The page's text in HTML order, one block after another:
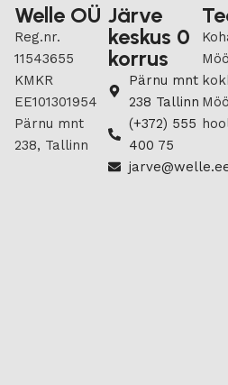
Welle OÜ
Reg.nr.
11543655
KMKR
EE101301954
Pärnu mnt
238, Tallinn
Järve
keskus 0
korrus
Pärnu mnt
238 Tallinn
(+372) 555
400 75